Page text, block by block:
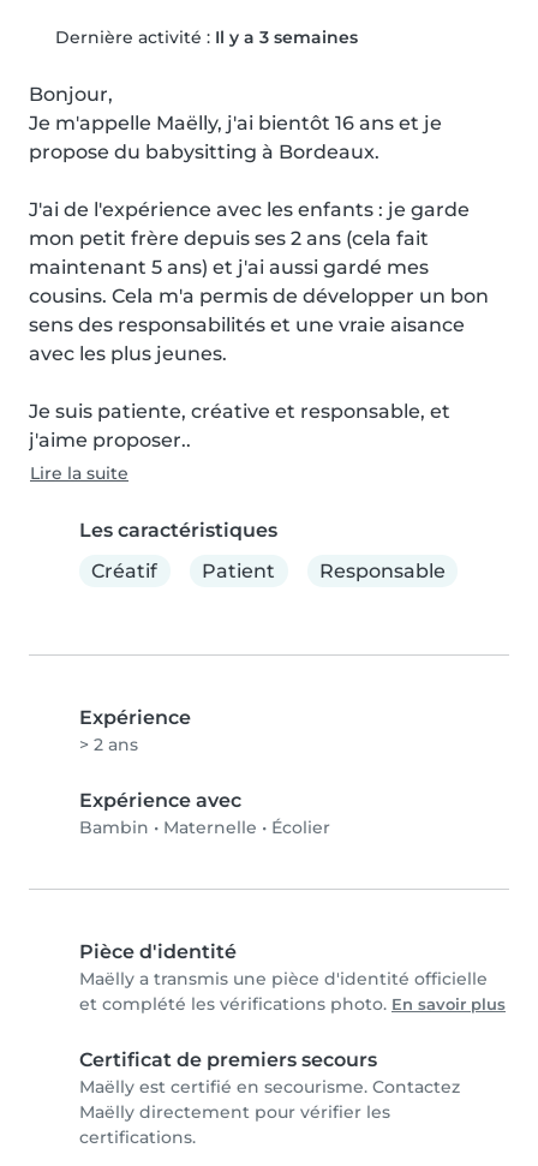
Dernière activité : Il y a 3 semaines
Bonjour,
Je m'appelle Maëlly, j'ai bientôt 16 ans et je
propose du babysitting à Bordeaux.
J'ai de l'expérience avec les enfants : je garde
mon petit frère depuis ses 2 ans (cela fait
maintenant 5 ans) et j'ai aussi gardé mes
cousins. Cela m'a permis de développer un bon
sens des responsabilités et une vraie aisance
avec les plus jeunes.
Je suis patiente, créative et responsable, et
j'aime proposer..
Lire la suite
Les caractéristiques
Créatif
Patient Responsable
Expérience
> 2 ans
Expérience avec
Bambin • Maternelle • Écolier
Pièce d'identité
Maëlly a transmis une pièce d'identité officielle
et complété les vérifications photo. En savoir plus
Certificat de premiers secours
Maëlly est certifié en secourisme. Contactez
Maëlly directement pour vérifier les
certifications.